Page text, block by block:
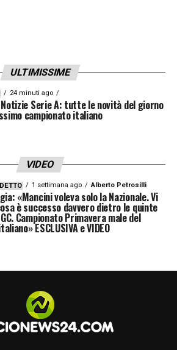
ULTIMISSIME
24 minuti ago
Serie A: tutte le novità del giorno
campionato italiano
VIDEO
1 settimana ago Alberto Petrosilli
«Mancini voleva solo la Nazionale. Vi
è successo davvero dietro le quinte
Campionato Primavera male del
ESCLUSIVA e VIDEO